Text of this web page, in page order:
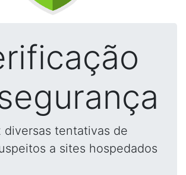
diversas tentativas de
a sites hospedados